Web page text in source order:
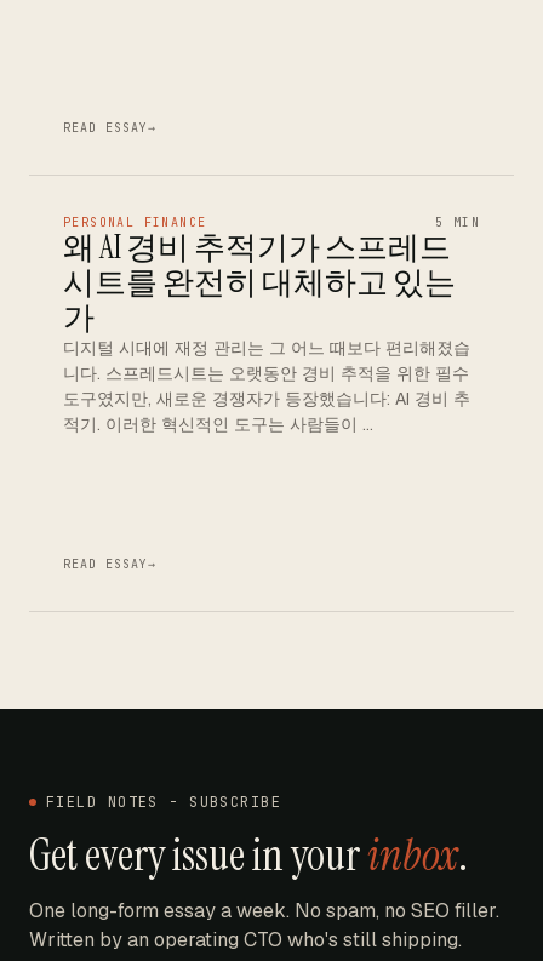
READ ESSAY→
PERSONAL FINANCE 5 MIN
왜 AI 경비 추적기가 스프레드
시트를 완전히 대체하고 있는
가
디지털 시대에 재정 관리는 그 어느 때보다 편리해졌습
니다. 스프레드시트는 오랫동안 경비 추적을 위한 필수
도구였지만, 새로운 경쟁자가 등장했습니다: AI 경비 추
적기. 이러한 혁신적인 도구는 사람들이 …
READ ESSAY→
FIELD NOTES - SUBSCRIBE
Get every issue in yourinbox.
One long-form essay a week. No spam, no SEO filler.
Written by an operating CTO who's still shipping.